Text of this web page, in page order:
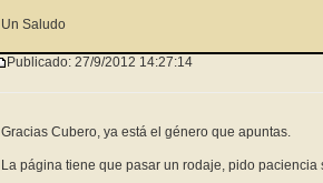
Un Saludo
Publicado: 27/9/2012 14:27:14
Gracias Cubero, ya está el género que apuntas.
La página tiene que pasar un rodaje, pido